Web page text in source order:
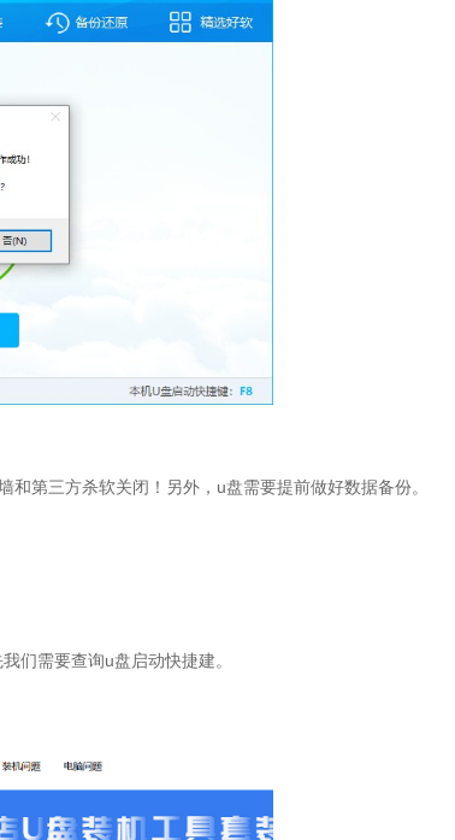
第三方杀软关闭！另外，u盘需要提前做好数据备份。
们需要查询u盘启动快捷建。